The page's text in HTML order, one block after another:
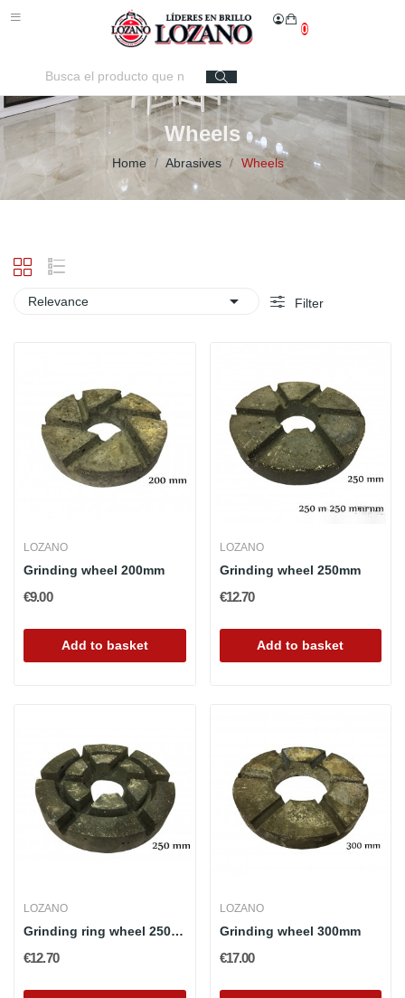
0
Wheels
Home Abrasives Wheels
Relevance  Filter
LOZANO
Grinding wheel 200mm
€9.00
Add to basket
LOZANO
Grinding wheel 250mm
€12.70
Add to basket
LOZANO
Grinding ring wheel 250mm
€12.70
LOZANO
Grinding wheel 300mm
€17.00